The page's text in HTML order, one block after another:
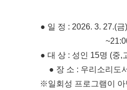
● 일 정 : 2026. 3. 27.(
● 대 상 : 성인 15명 (중,
● 장 소 : 우리소리도
​※일회성 프로그램이 아